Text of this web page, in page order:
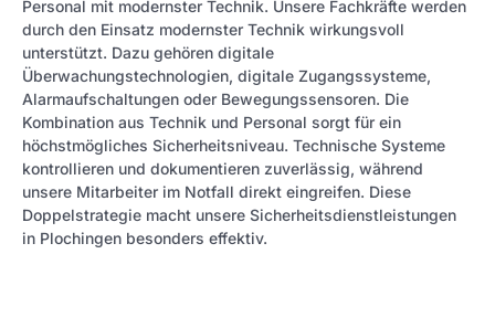
Personal mit modernster Technik. Unsere Fachkräfte werden
durch den Einsatz modernster Technik wirkungsvoll
unterstützt. Dazu gehören digitale
Überwachungstechnologien, digitale Zugangssysteme,
Alarmaufschaltungen oder Bewegungssensoren. Die
Kombination aus Technik und Personal sorgt für ein
höchstmögliches Sicherheitsniveau. Technische Systeme
kontrollieren und dokumentieren zuverlässig, während
unsere Mitarbeiter im Notfall direkt eingreifen. Diese
Doppelstrategie macht unsere Sicherheitsdienstleistungen
in Plochingen besonders effektiv.